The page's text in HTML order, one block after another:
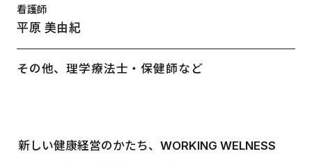
看護師
平原 美由紀
その他、理学療法士・保健師など
新しい健康経営のかたち、WORKING WELNESS